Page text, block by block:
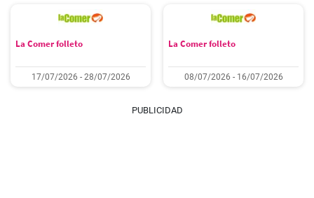
La Comer folleto
17/07/2026 - 28/07/2026
La Comer folleto
08/07/2026 - 16/07/2026
PUBLICIDAD